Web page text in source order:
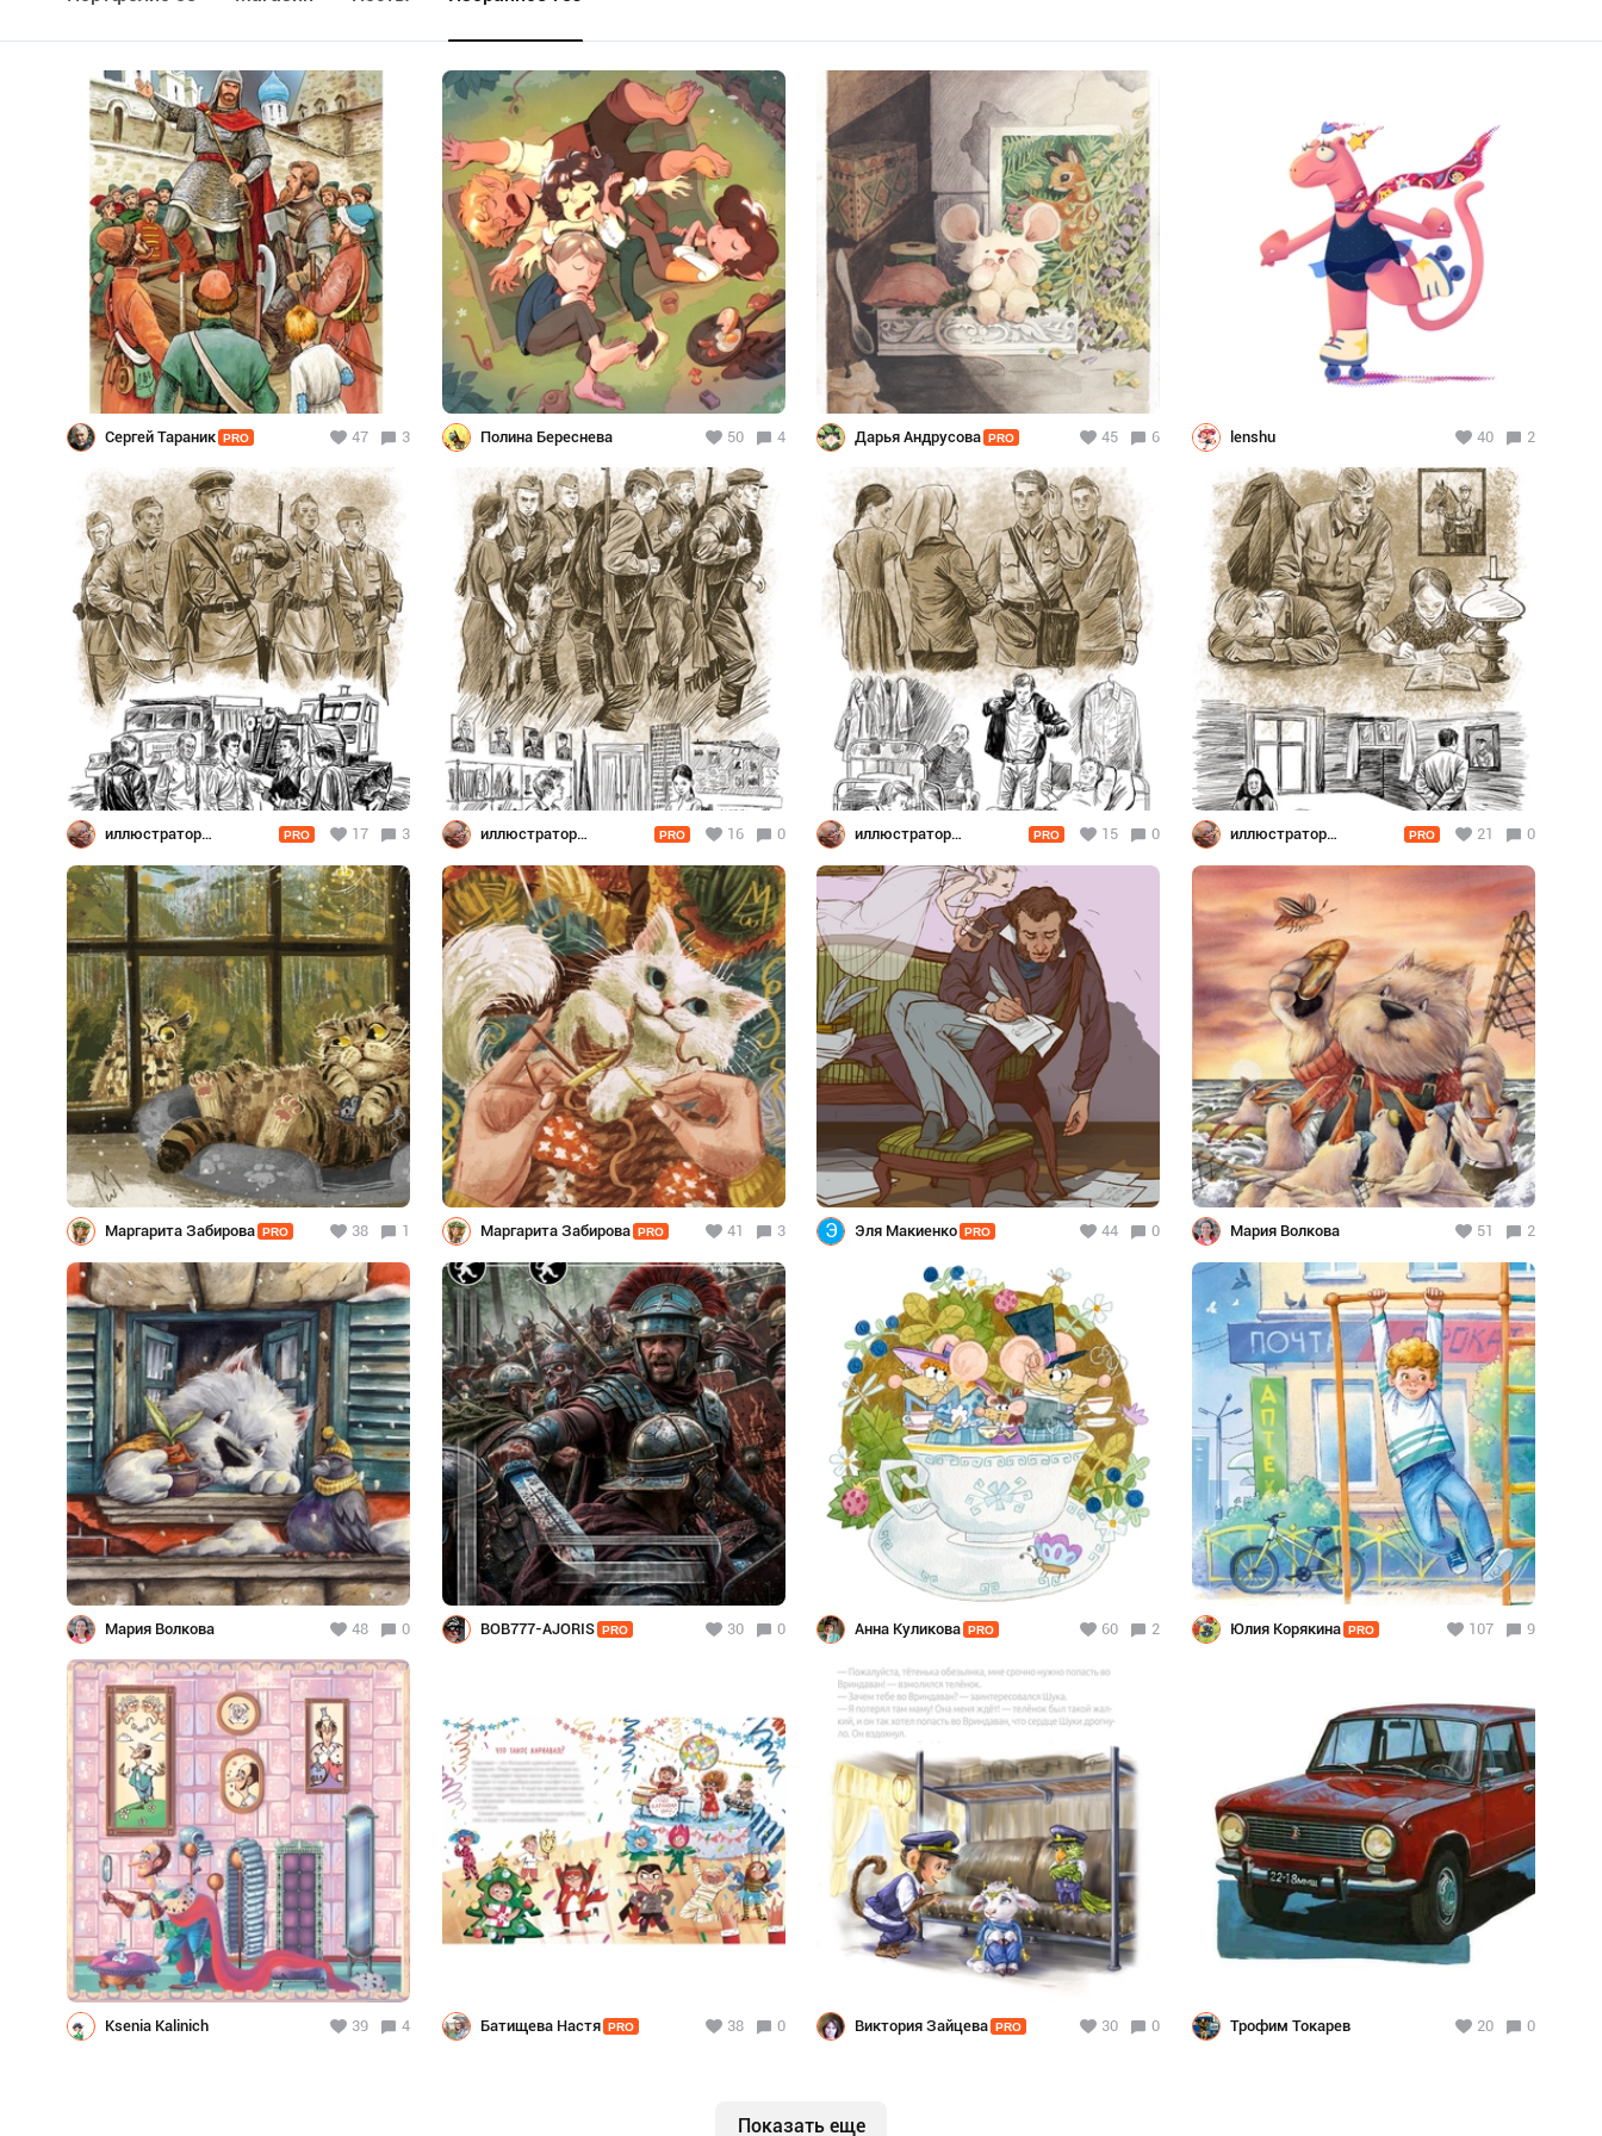
Сергей Тараник PRO 47 3 Полина Береснева 50 4 Дарья Андрусова PRO 45 6 lenshu 40 2
иллюстратор
PRO 17 3
иллюстратор
PRO 16 0
иллюстратор
PRO 15 0
иллюстратор
PRO 21 0
Маргарита Забирова PRO 38 1 Маргарита Забирова PRO 41 3 Э Эля Макиенко PRO 44 0 Мария Волкова 51 2
Мария Волкова 48 0 BOB777-AJORIS PRO 30 0 Анна Куликова PRO 60 2 Юлия Корякина PRO 107 9
Ksenia Kalinich 39 4 Батищева Настя PRO 38 0 Виктория Зайцева PRO 30 0 Трофим Токарев 20 0
Показать еще